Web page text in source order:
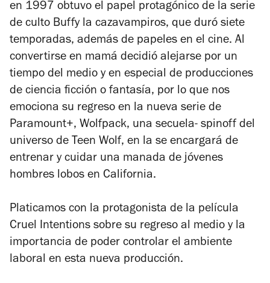
en 1997 obtuvo el papel protagónico de la serie
de culto Buffy la cazavampiros, que duró siete
temporadas, además de papeles en el cine. Al
convertirse en mamá decidió alejarse por un
tiempo del medio y en especial de producciones
de ciencia ficción o fantasía, por lo que nos
emociona su regreso en la nueva serie de
Paramount+, Wolfpack, una secuela- spinoff del
universo de Teen Wolf, en la se encargará de
entrenar y cuidar una manada de jóvenes
hombres lobos en California.
Platicamos con la protagonista de la película
Cruel Intentions sobre su regreso al medio y la
importancia de poder controlar el ambiente
laboral en esta nueva producción.